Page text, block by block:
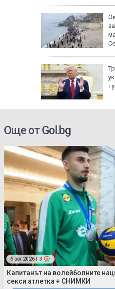
Още от Gol.bg
6 авг 2026 | 3
Капитанът на волейболните
секси атлетка + СНИМКИ